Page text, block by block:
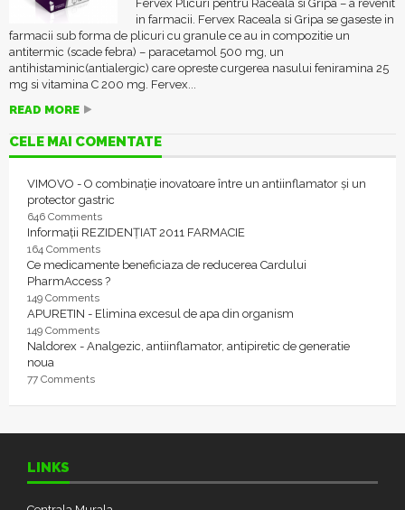
Fervex Plicuri pentru Raceala si Gripa – a revenit
in farmacii. Fervex Raceala si Gripa se gaseste in
farmacii sub forma de plicuri cu granule ce au in compozitie un
antitermic (scade febra) – paracetamol 500 mg, un
antihistaminic(antialergic) care opreste curgerea nasului feniramina 25
mg si vitamina C 200 mg. Fervex...
READ MORE
CELE MAI COMENTATE
VIMOVO - O combinație inovatoare între un antiinflamator și un
protector gastric
646 Comments
Informații REZIDENȚIAT 2011 FARMACIE
164 Comments
Ce medicamente beneficiaza de reducerea Cardului
PharmAccess ?
149 Comments
APURETIN - Elimina excesul de apa din organism
149 Comments
Naldorex - Analgezic, antiinflamator, antipiretic de generatie
noua
77 Comments
LINKS